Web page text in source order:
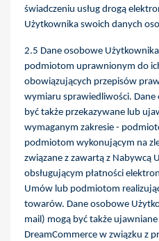
świadczeniu usług drogą
Użytkownika swoich danych
2.5 Dane osobowe
podmiotom uprawnionym do
obowiązujących przepisów
wymiaru sprawiedliwości.
być także przekazywane lub
wymaganym zakresie -
podmiotom wykonującym na
związane z zawartą z Nabywcą
obsługującym płatności
Umów lub podmiotom
towarów. Dane osobowe
mail) mogą być także
DreamCommerce w związku z